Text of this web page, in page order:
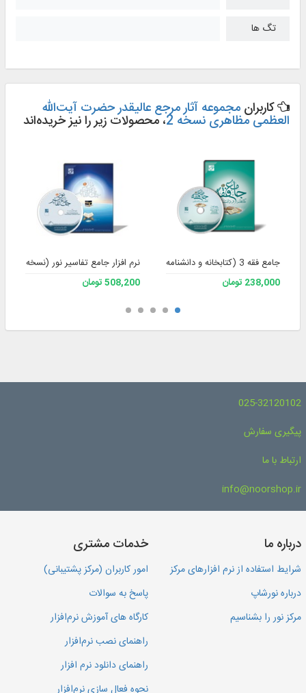
تگ ها
کاربران مجموعه آثار مرجع عالیقدر حضرت آیت‌الله
العظمی مظاهری نسخه 2 ، محصولات زیر را نیز خریده‌اند
جامع فقه 3 (کتابخانه و دانشنامه تخصصی فقه)
238,000 تومان
نرم افزار جامع تفاسیر نور (نسخه 4)
508,200 تومان
025-32120102
پیگیری سفارش
ارتباط با ما
info@noorshop.ir
درباره ما
شرایط استفاده از نرم افزارهای مرکز
درباره نورشاپ
مرکز نور را بشناسیم
خدمات مشتری
امور کاربران (مرکز پشتیبانی)
پاسخ به سوالات
کارگاه های آموزش نرم‌افزار
راهنمای نصب نرم‌افزار
راهنمای دانلود نرم افزار
نحوه فعال سازی نرم‌افزار